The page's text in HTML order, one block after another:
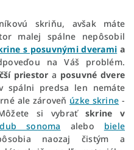
skriňu, avšak máte
malej spálne nepôsobil
s posuvnými dverami a
na Váš problém.
priestor a posuvné dvere
spálni predsa len nemáte
ale zároveň úzke skrine -
si vybrať skrine v
dub sonoma alebo biele
naozaj čistým a